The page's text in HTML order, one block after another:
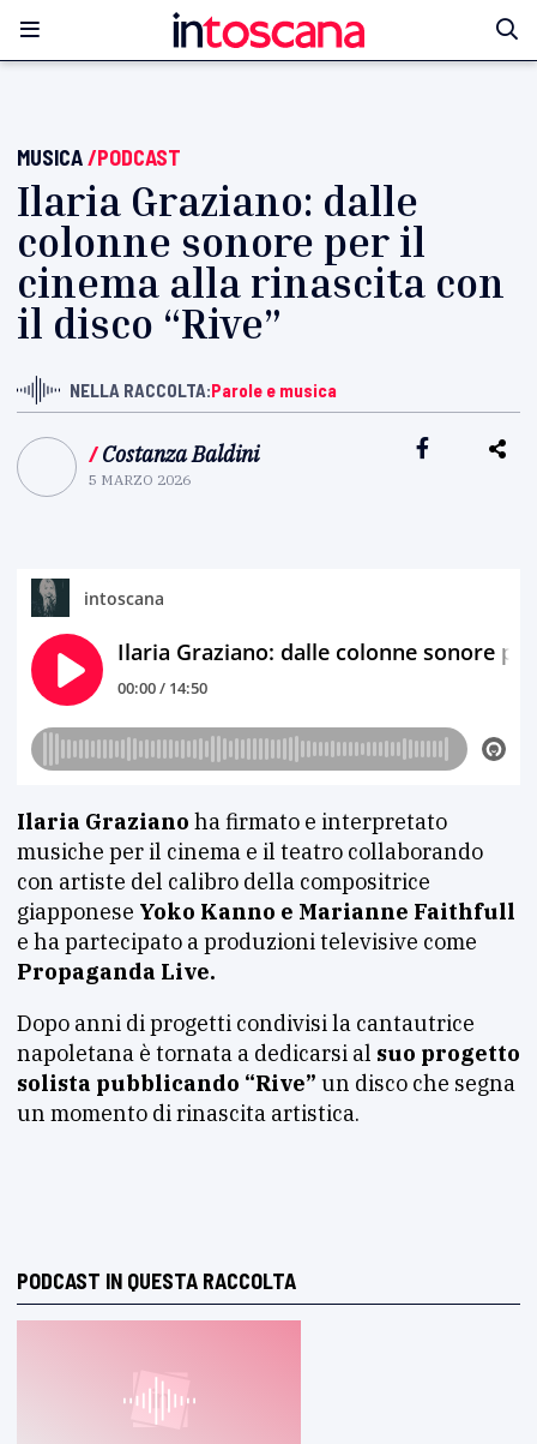
MUSICA/PODCAST
Ilaria Graziano: dalle
colonne sonore per il
cinema alla rinascita con
il disco “Rive”
NELLA RACCOLTA:Parole e musica
/Costanza Baldini
5 MARZO 2026
Ilaria Graziano ha firmato e interpretato
musiche per il cinema e il teatro collaborando
con artiste del calibro della compositrice
giapponese Yoko Kanno e Marianne Faithfull
e ha partecipato a produzioni televisive come
Propaganda Live.
Dopo anni di progetti condivisi la cantautrice
napoletana è tornata a dedicarsi al suo progetto
solista pubblicando “Rive” un disco che segna
un momento di rinascita artistica.
PODCAST IN QUESTA RACCOLTA